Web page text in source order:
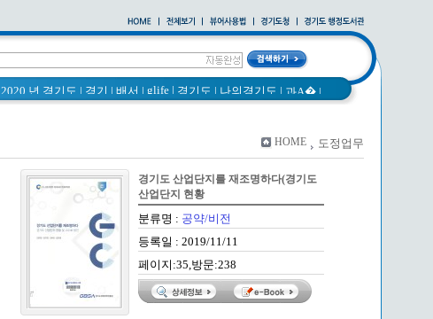
2020 년 경기도 | 경기 | 배서 | glife | 경기도 | 나의경기도 | 과A� |
2021 경기도 공동주택 품질점검 사례집|경기도 바로알기|
공동주택|국토의 계획 및 이용에 관한 법률_질의 회신 사례집|
의회소식 81호
2020| 다문화가족 소식지
HOME 도정업무
경기도 산업단지를 재조명하다(경기도
산업단지 현황
분류명 : 공약/비전
등록일 : 2019/11/11
페이지:35,방문:238